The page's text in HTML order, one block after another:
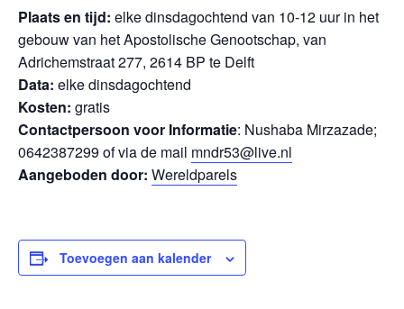
Plaats en tijd: elke dinsdagochtend van 10-12 uur in het
gebouw van het Apostolische Genootschap, van
Adrichemstraat 277, 2614 BP te Delft
Data: elke dinsdagochtend
Kosten: gratis
Contactpersoon voor Informatie: Nushaba Mirzazade;
0642387299 of via de mail mndr53@live.nl
Aangeboden door: Wereldparels
Toevoegen aan kalender